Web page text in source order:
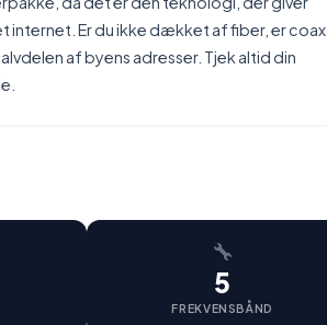
Er du ikke dækket af fiber, er coax
af byens adresser. Tjek altid din
5
FREKVENSBÅND